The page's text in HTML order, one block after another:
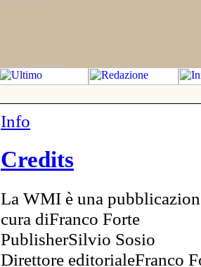
Info
Credits
La WMI è una
cura diFranco Forte
PublisherSilvio Sosio
Direttore editorialeFranco